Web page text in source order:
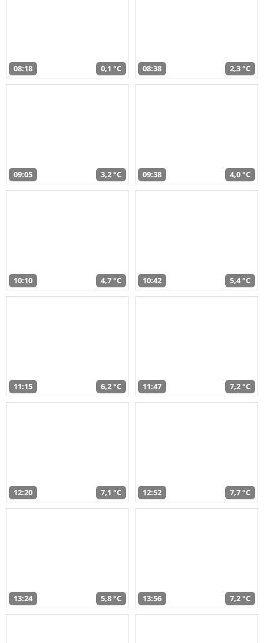
08:18 0,1 °C 08:38 2,3 °C
09:05 3,2 °C 09:38 4,0 °C
10:10 4,7 °C 10:42 5,4 °C
11:15 6,2 °C 11:47 7,2 °C
12:20 7,1 °C 12:52 7,7 °C
13:24 5,8 °C 13:56 7,2 °C